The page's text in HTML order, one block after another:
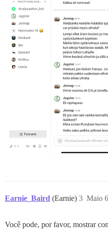
Earnie_Baird (Earnie) Maio
3
Você pode, por favor, mostrar